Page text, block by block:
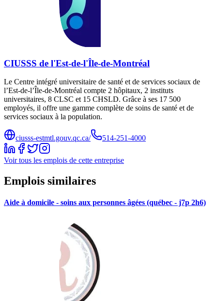
CIUSSS de l'Est-de-l'Île-de-Montréal
Le Centre intégré universitaire de santé et de services sociaux de
l’Est-de-l’Île-de-Montréal compte 2 hôpitaux, 2 instituts
universitaires, 8 CLSC et 15 CHSLD. Grâce à ses 17 500
employés, il offre une gamme complète de soins de santé et de
services sociaux à la population.
ciusss-estmtl.gouv.qc.ca/ 514-251-4000
Voir tous les emplois de cette entreprise
Emplois similaires
Aide à domicile - soins aux personnes âgées (québec - j7p 2h6)